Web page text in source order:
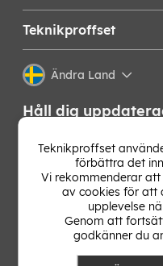
Teknikproffset
Ändra Land
Håll dig
Få de senaste
bästa tipsen från oss
vårt nyhetsbrev!
Teknikproffset
förbättra det
Vi rekommenderar
av cookies för att
upplevelse
Genom att
godkänner du